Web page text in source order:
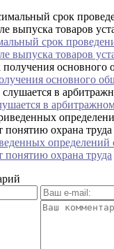
срок
выпуска товаров
основного
в
определений
понятию охрана труда